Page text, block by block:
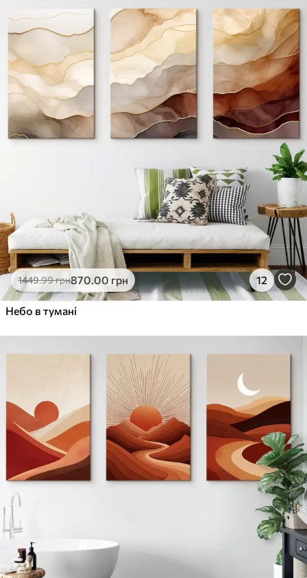
✓Яскраві, насичені кольори
✓ Стійкість до вицвітання
Безпечне чорнило без запаху
✗Поверхня з текстурою полотна
✗ Екологічний матеріал
Преміум
Від363.00грн
Стійкість до вицвітання
Безпечне чорнило без запаху
Поверхня з текстурою полотна
Екологічний матеріал
Еко-Преміум
.00 грн
✓ Яскраві, насичені кольори
✓ Поверхня з текстурою полотна
Екологічний матеріал
1449.99грн870.00 грн 12
Небо в тумані